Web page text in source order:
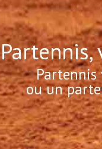
Partennis
ou un